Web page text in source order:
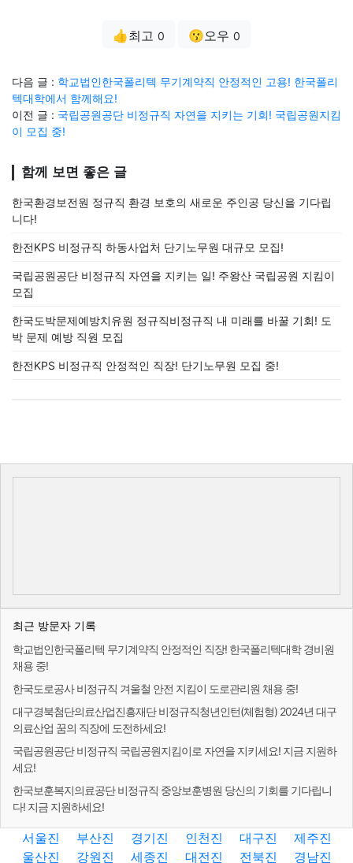
👍최고 0 😗오우 0
다음 글 : 학교법인한국폴리텍 무기계약직 안정적인 고용! 한국폴리
텍대학에서 함께해요!
이전 글 : 국립공원공단 비정규직 자연을 지키는 기회! 국립공원지킴
이 모집 중!
함께 보면 좋은 글
한국환경보전원 정규직 환경 보호의 새로운 주인공 당신을 기다립
니다!
한전KPS 비정규직 하동사업처 단기노무원 대규모 모집!
국립공원공단 비정규직 자연을 지키는 일! 주왕산 국립공원 지킴이
모집
한국도박문제예방치유원 정규직비정규직 내 미래를 바꿀 기회! 도
박 문제 예방 직원 모집
한전KPS 비정규직 안정적인 직장! 단기노무원 모집 중!
최근 방문자 기록
학교법인한국폴리텍 무기계약직 안정적인 직장! 한국폴리텍대학 경비원
채용 중!
한국도로공사 비정규직 겨울철 안전 지킴이 도로관리원 채용 중!
대구경북첨단의료산업진흥재단 비정규직청년인턴(체험형) 2024년 대구
의료산업 꿈의 직장에 도전하세요!
국립공원공단 비정규직 국립공원지킴이로 자연을 지키세요! 지금 지원하
세요!
한국보훈복지의료공단 비정규직 중앙보훈병원 당신의 기회를 기다립니
다! 지금 지원하세요!
서울진 부산진 경기진 인천진 대구진
제주진
울산진
강원진 세종진 대전진 전북진 경남진